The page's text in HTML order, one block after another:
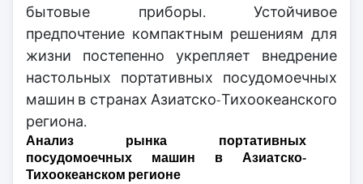
бытовые приборы. Устойчивое
предпочтение компактным решениям для
жизни постепенно укрепляет внедрение
настольных портативных посудомоечных
машин в странах Азиатско-Тихоокеанского
региона.
Анализ рынка портативных
посудомоечных машин в Азиатско-
Тихоокеанском регионе